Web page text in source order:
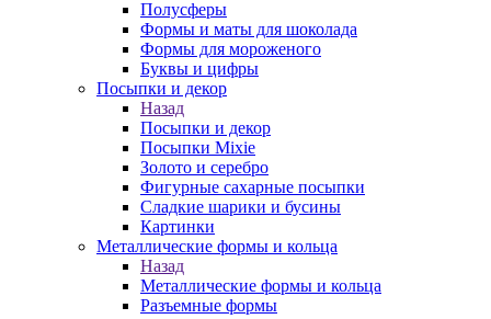
Полусферы
Формы и маты для шоколада
Формы для мороженого
Буквы и цифры
Посыпки и декор
Назад
Посыпки и декор
Посыпки Mixie
Золото и серебро
Фигурные сахарные посыпки
Сладкие шарики и бусины
Картинки
Металлические формы и кольца
Назад
Металлические формы и кольца
Разъемные формы